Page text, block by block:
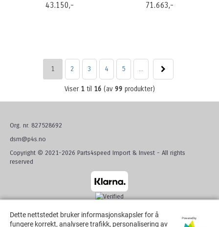
43.150,- 71.663,-
1 2 3 4 5 ...
Viser 1til 16 (av 99 produkter)
Org. nr. 827528692
dsm@p4s.no
Copyright © 2021-2026 Parts4speed Import & Invest - All rights
reserved
Dette nettstedet bruker informasjonskapsler for å
fungere korrekt, analysere trafikk, personalisering av
Powered by
Dette nettstedet bruker informasjonskapsler for å
fungere korrekt, analysere trafikk, personalisering av
Powered by